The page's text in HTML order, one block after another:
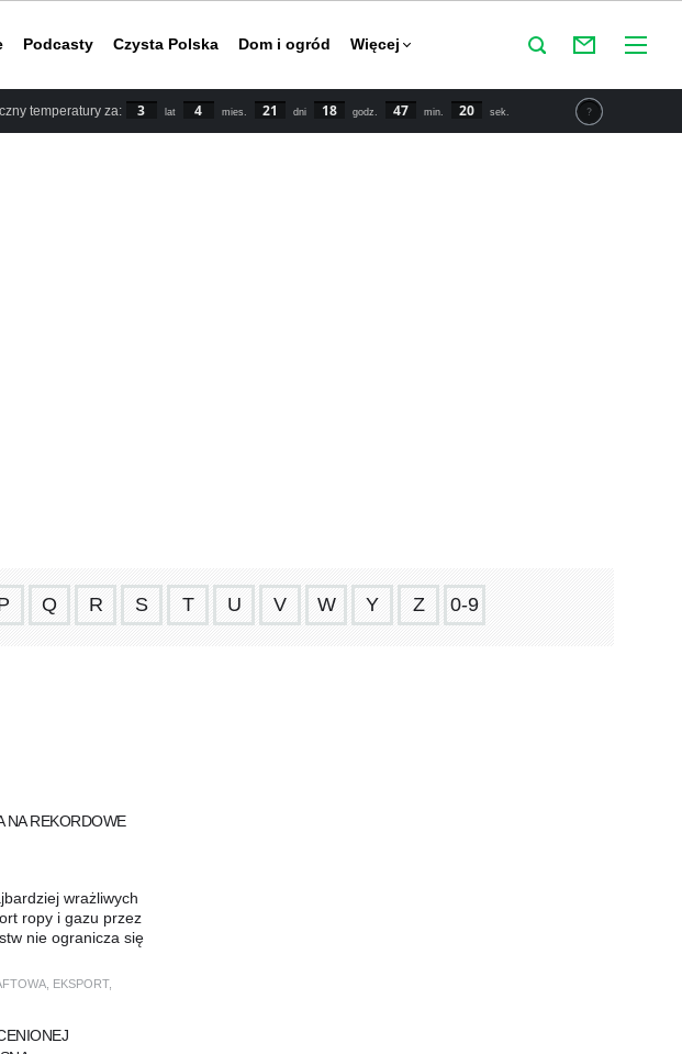
Podcasty Czysta Polska Dom i ogród Więcej
temperatury za: 3 lat 4 mies. 21 dni 18 godz. 47 min. 19 sek.
Q R S T U V W Y Z 0-9
NA REKORDOWE
wrażliwych
ropy i gazu przez
nie ogranicza się
EKSPORT,